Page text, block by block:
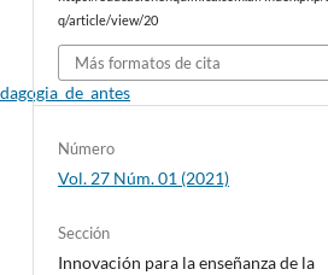
q/article/view/20
Más formatos de cita
Número
Vol. 27 Núm. 01 (2021)
Sección
Innovación para la enseñanza de la